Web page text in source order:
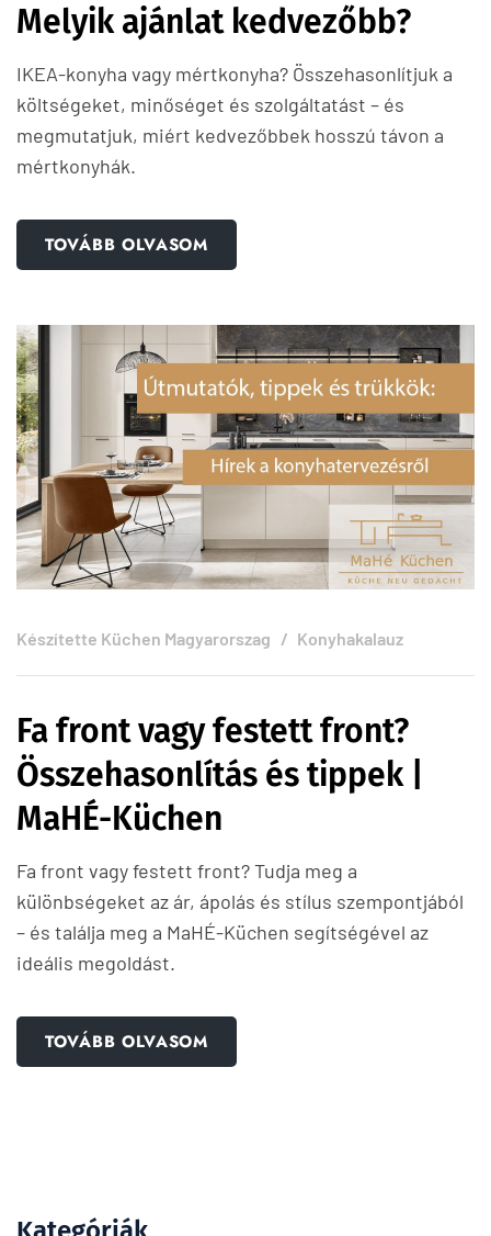
Melyik ajánlat kedvezőbb?
IKEA-konyha vagy mértkonyha? Összehasonlítjuk a
költségeket, minőséget és szolgáltatást – és
megmutatjuk, miért kedvezőbbek hosszú távon a
mértkonyhák.
TOVÁBB OLVASOM
Készítette Küchen Magyarorszag Konyhakalauz
Fa front vagy festett front?
Összehasonlítás és tippek |
MaHÉ-Küchen
Fa front vagy festett front? Tudja meg a
különbségeket az ár, ápolás és stílus szempontjából
– és találja meg a MaHÉ-Küchen segítségével az
ideális megoldást.
TOVÁBB OLVASOM